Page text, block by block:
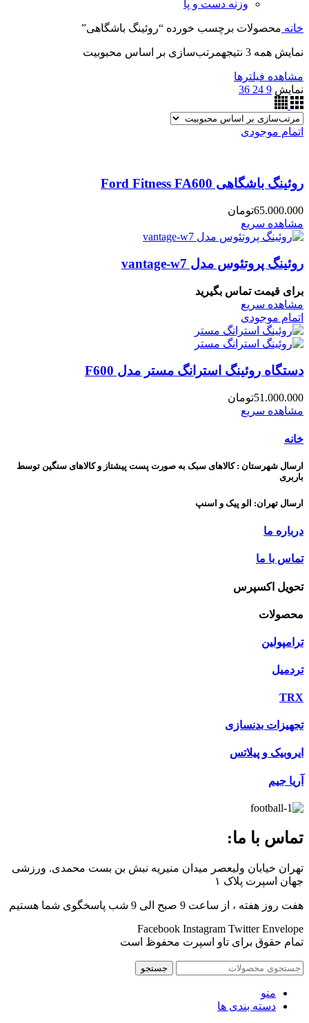
وزنه دست و پا
خانه محصولات برچسب خورده “روئینگ باشگاهی”
نمایش همه 3 نتیجه مرتب‌سازی بر اساس محبوبیت
مشاهده فیلترها
نمایش 9
24
36
اتمام موجودی
روئینگ باشگاهی Ford Fitness FA600
تومان65.000.000
مشاهده سریع
روئینگ پروتئوس مدل vantage-w7
برای قیمت تماس بگیرید
مشاهده سریع
اتمام موجودی
دستگاه روئینگ استرانگ مستر مدل F600
تومان51.000.000
مشاهده سریع
خانه
ارسال شهرستان : کالاهای سبک به صورت پست پیشتاز و کالاهای سنگین توسط
باربری
ارسال تهران: الو پیک و اسنپ
درباره ما
تماس با ما
تحویل اکسپرس
محصولات
ترامپولین
تردمیل
TRX
تجهیزات بدنسازی
ایروبیک و پیلاتس
آریا جیم
تماس با ما:
تهران خیابان ولیعصر میدان منیریه نبش بن بست محمدی. ورزشی
جهان اسپرت پلاک ۱
هفت روز هفته ، از ساعت 9 صبح الی 9 شب پاسخگوی شما هستیم
Facebook Instagram Twitter Envelope
تمام حقوق برای تاو اسپرت محفوظ است
جستجو
منو
دسته بندی ها